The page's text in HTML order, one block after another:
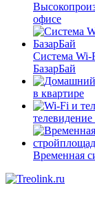
офисе
Система Wi-
БазарБай
в квартире
Временная